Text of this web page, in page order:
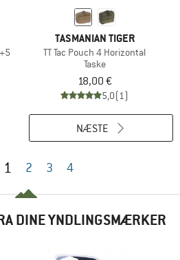
TASMANIAN TIGER
TT Tac Pouch 4 Horizontal
Taske
18,00 €
5,0(1)
1 2 3 4
NÆSTE
DINE YNDLINGSMÆRKER